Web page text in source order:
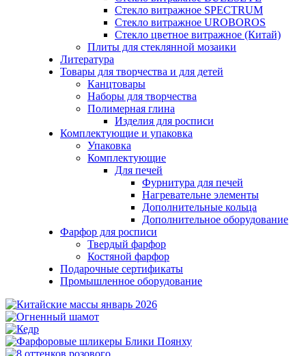
Стекло витражное SPECTRUM
Стекло витражное UROBOROS
Стекло цветное витражное (Китай)
Плиты для стеклянной мозаики
Литература
Товары для творчества и для детей
Канцтовары
Наборы для творчества
Полимерная глина
Изделия для росписи
Комплектующие и упаковка
Упаковка
Комплектующие
Для печей
Фурнитура для печей
Нагревательне элементы
Дополнительные кольца
Дополнительное оборудование
Фарфор для росписи
Твердый фарфор
Костяной фарфор
Подарочные сертификаты
Промышленное оборудование